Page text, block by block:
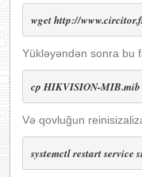
wget http://
Yükləyəndən sonra bu
cp HIKVISION-MIB.mib
Və qovluğun
systemctl restart service